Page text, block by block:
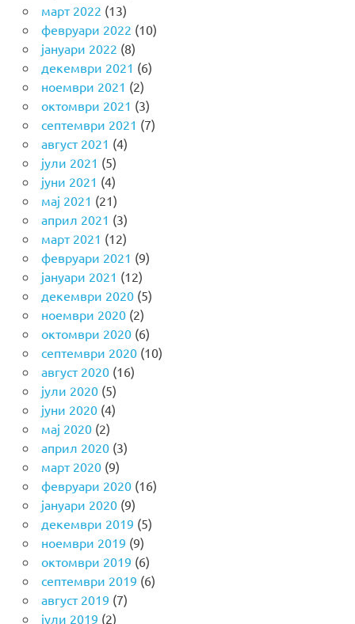
март 2022 (13)
февруари 2022 (10)
јануари 2022 (8)
декември 2021 (6)
ноември 2021 (2)
октомври 2021 (3)
септември 2021 (7)
август 2021 (4)
јули 2021 (5)
јуни 2021 (4)
мај 2021 (21)
април 2021 (3)
март 2021 (12)
февруари 2021 (9)
јануари 2021 (12)
декември 2020(5)
ноември 2020(2)
октомври 2020(6)
септември 2020(10)
август 2020(16)
јули 2020(5)
јуни 2020(4)
мај 2020(2)
април 2020(3)
март 2020(9)
февруари 2020(16)
јануари 2020(9)
декември 2019 (5)
ноември 2019 (9)
октомври 2019 (6)
септември 2019 (6)
август 2019 (7)
јули 2019 (2)